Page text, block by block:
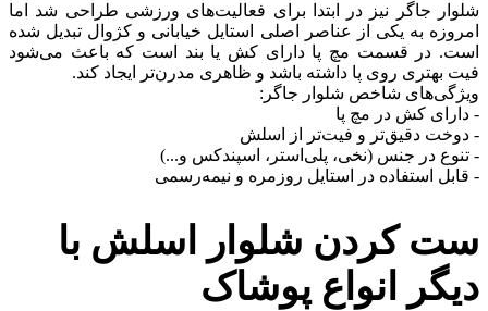
شلوار جاگر نیز در ابتدا برای فعالیت‌های ورزشی طراحی شد اما
امروزه به یکی از عناصر اصلی استایل خیابانی و کژوال تبدیل شده
است. در قسمت مچ پا دارای کش یا بند است که باعث می‌شود
فیت بهتری روی پا داشته باشد و ظاهری مدرن‌تر ایجاد کند.
ویژگی‌های شاخص شلوار جاگر:
- دارای کش در مچ پا
- دوخت دقیق‌تر و فیت‌تر از اسلش
- تنوع در جنس (نخی، پلی‌استر، اسپندکس و...)
- قابل استفاده در استایل روزمره و نیمه‌رسمی
ست کردن شلوار اسلش با
دیگر انواع پوشاک